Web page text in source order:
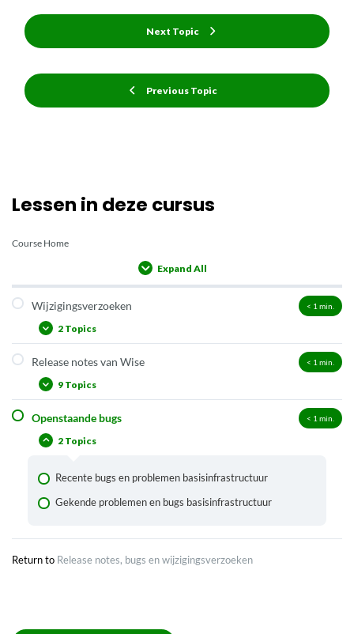
Previous Topic
Next Topic
Lessen in deze cursus
Course Home
Expand All
Wijzigingsverzoeken < 1 min.
2 Topics
Volgende versie van Wise
Niet weerhouden wijzigingsverzoeken
Release notes van Wise < 1 min.
9 Topics
Recentste release Wise
Releases Wise 2026
Releases Wise 2022
Releases Wise 2021
Openstaande bugs < 1 min.
2 Topics
Recente bugs en problemen basisinfrastructuur
Gekende problemen en bugs basisinfrastructuur
Return to Release notes, bugs en wijzigingsverzoeken